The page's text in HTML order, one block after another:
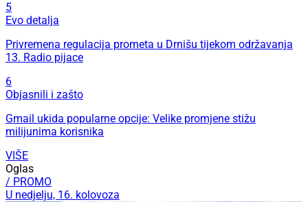
5
Evo detalja
Privremena regulacija prometa u Drnišu tijekom održavanja
13. Radio pijace
6
Objasnili i zašto
Gmail ukida popularne opcije: Velike promjene stižu
milijunima korisnika
VIŠE
Oglas
/ PROMO
U nedjelju, 16. kolovoza